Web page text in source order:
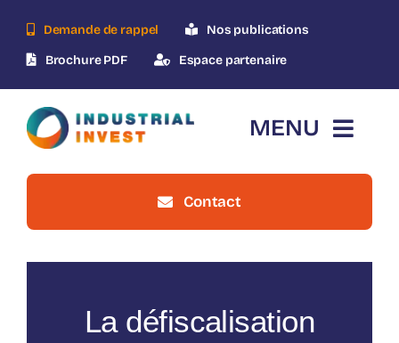
content
Demande de rappel
Nos publications
Brochure PDF
Espace partenaire
MENU
Qui-sommes-nous ?
Le dispositif
Contact
La défiscalisation